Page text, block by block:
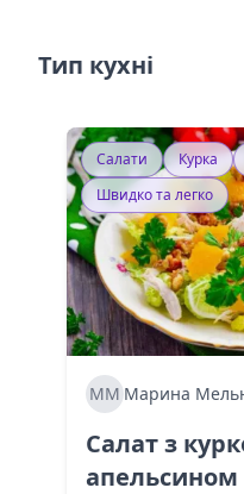
Тип кухні
Салати Курка
Швидко та легко
ММ Марина
Салат з
апельсином